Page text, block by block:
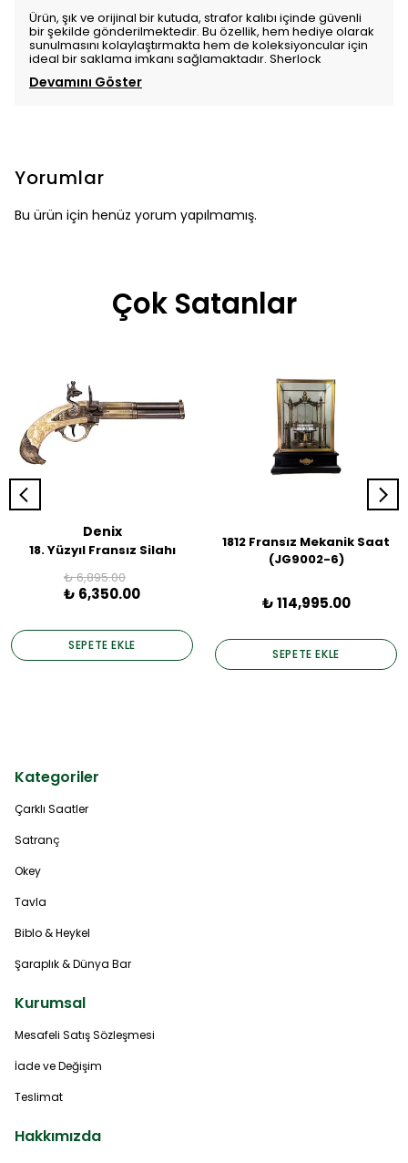
Ürün, şık ve orijinal bir kutuda, strafor kalıbı içinde güvenli
bir şekilde gönderilmektedir. Bu özellik, hem hediye olarak
sunulmasını kolaylaştırmakta hem de koleksiyoncular için
ideal bir saklama imkanı sağlamaktadır. Sherlock
Devamını Göster
Yorumlar
Bu ürün için henüz yorum yapılmamış.
Çok Satanlar
Denix
18. Yüzyıl Fransız Silahı
₺ 6,895.00
₺ 6,350.00
SEPETE EKLE
1812 Fransız Mekanik Saat
(JG9002-6)
₺ 114,995.00
SEPETE EKLE
Kategoriler
Çarklı Saatler
Satranç
Okey
Tavla
Biblo & Heykel
Şaraplık & Dünya Bar
Kurumsal
Mesafeli Satış Sözleşmesi
İade ve Değişim
Teslimat
Hakkımızda